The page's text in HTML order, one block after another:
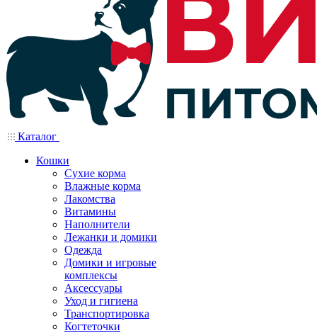
Каталог
Кошки
Сухие корма
Влажные корма
Лакомства
Витамины
Наполнители
Лежанки и домики
Одежда
Домики и игровые
комплексы
Аксессуары
Уход и гигиена
Транспортировка
Когтеточки